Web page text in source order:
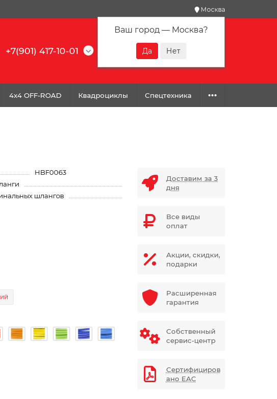
Москва
Ваш город — Москва?
+7(901) 417-10-01
4x4 OFF-ROAD Квадроциклы Спецтехника
HBF0063
шлангов
Доставим за 3
дня
Все виды
оплат
Акции, скидки,
подарки
Расширенная
гарантия
Собственный
сервис-центр
Сертифициров
ано ЕАС